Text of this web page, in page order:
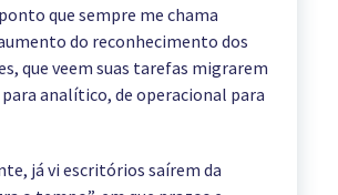
que sempre me chama
do reconhecimento dos
que veem suas tarefas migrarem
analítico, de operacional para
já vi escritórios saírem da